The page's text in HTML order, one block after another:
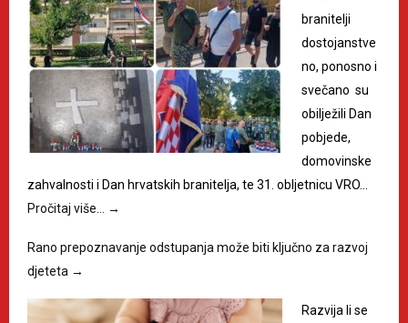
branitelji
dostojanstve
no, ponosno i
svečano su
obilježili Dan
pobjede,
domovinske
zahvalnosti i Dan hrvatskih branitelja, te 31. obljetnicu VRO…
Pročitaj više…
→
Rano prepoznavanje odstupanja može biti ključno za razvoj
djeteta →
Razvija li se